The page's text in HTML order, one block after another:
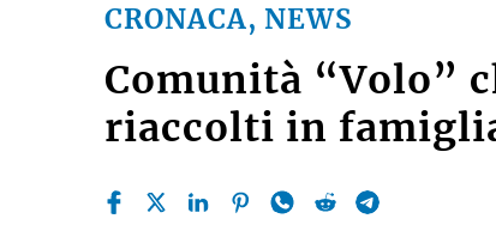
CRONACA, NEWS
Comunità “Volo”
riaccolti in